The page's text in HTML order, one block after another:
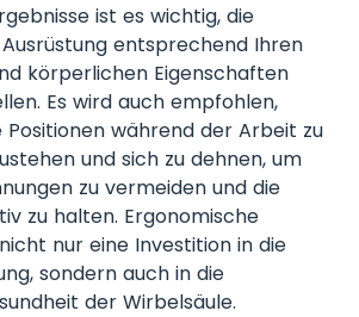
ist es wichtig, die
entsprechend Ihren
körperlichen Eigenschaften
Es wird auch empfohlen,
Positionen während der Arbeit zu
und sich zu dehnen, um
zu vermeiden und die
zu halten. Ergonomische
nur eine Investition in die
sondern auch in die
der Wirbelsäule.